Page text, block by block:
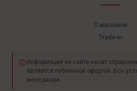
О магазине
Trade-In
Информация на сайте носит
является публичной офертой. Все
менеджера.